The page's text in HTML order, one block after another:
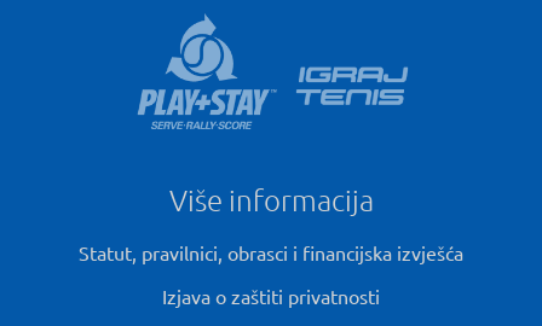
Više informacija
Statut, pravilnici, obrasci i financijska izvješća
Izjava o zaštiti privatnosti